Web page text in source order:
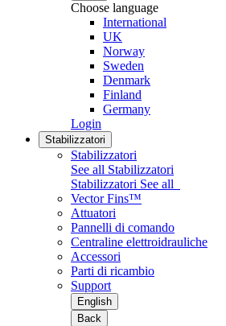
Choose language
International
UK
Norway
Sweden
Denmark
Finland
Germany
Login
Stabilizzatori
Stabilizzatori
See all Stabilizzatori
Stabilizzatori See all
Vector Fins™
Attuatori
Pannelli di comando
Centraline elettroidrauliche
Accessori
Parti di ricambio
Support
English
Back